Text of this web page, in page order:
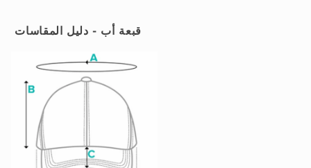
قبعة أب - دليل المقاسات